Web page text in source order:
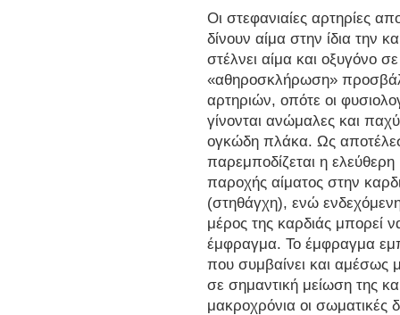
Οι στεφανιαίες αρτηρίες
δίνουν αίμα στην ίδια την
στέλνει αίμα και οξυγόνο
«αθηροσκλήρωση»
αρτηριών, οπότε οι
γίνονται ανώμαλες και
ογκώδη πλάκα. Ως
παρεμποδίζεται η
παροχής αίματος στην
(στηθάγχη), ενώ
μέρος της καρδιάς μπορεί
έμφραγμα. Το έμφραγμα
που συμβαίνει και αμέσως
σε σημαντική μείωση της
μακροχρόνια οι σωματικές